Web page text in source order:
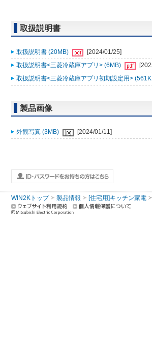
取扱説明書
取扱説明書 (20MB)
[2024/01/25]
取扱説明書<三菱冷蔵庫アプリ> (6MB)
取扱説明書<三菱冷蔵庫アプリ初期設定用>
製品画像
外観写真 (3MB) [2024/01/11]
WIN2Kトップ 製品情報 [住宅用]キッチン家電